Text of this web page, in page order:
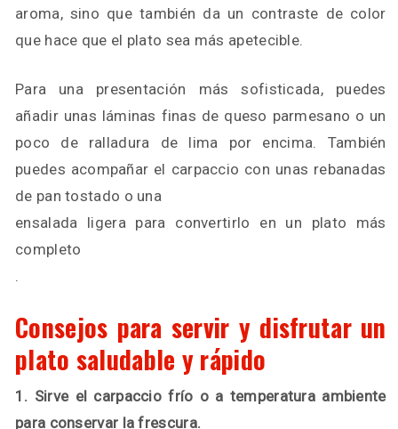
aroma, sino que también da un contraste de color
que hace que el plato sea más apetecible.
Para una presentación más sofisticada, puedes
añadir unas láminas finas de queso parmesano o un
poco de ralladura de lima por encima. También
puedes acompañar el carpaccio con unas rebanadas
de pan tostado o una
ensalada ligera para convertirlo en un plato más
completo
.
Consejos para servir y disfrutar un
plato saludable y rápido
1. Sirve el carpaccio frío o a temperatura ambiente
para conservar la frescura.